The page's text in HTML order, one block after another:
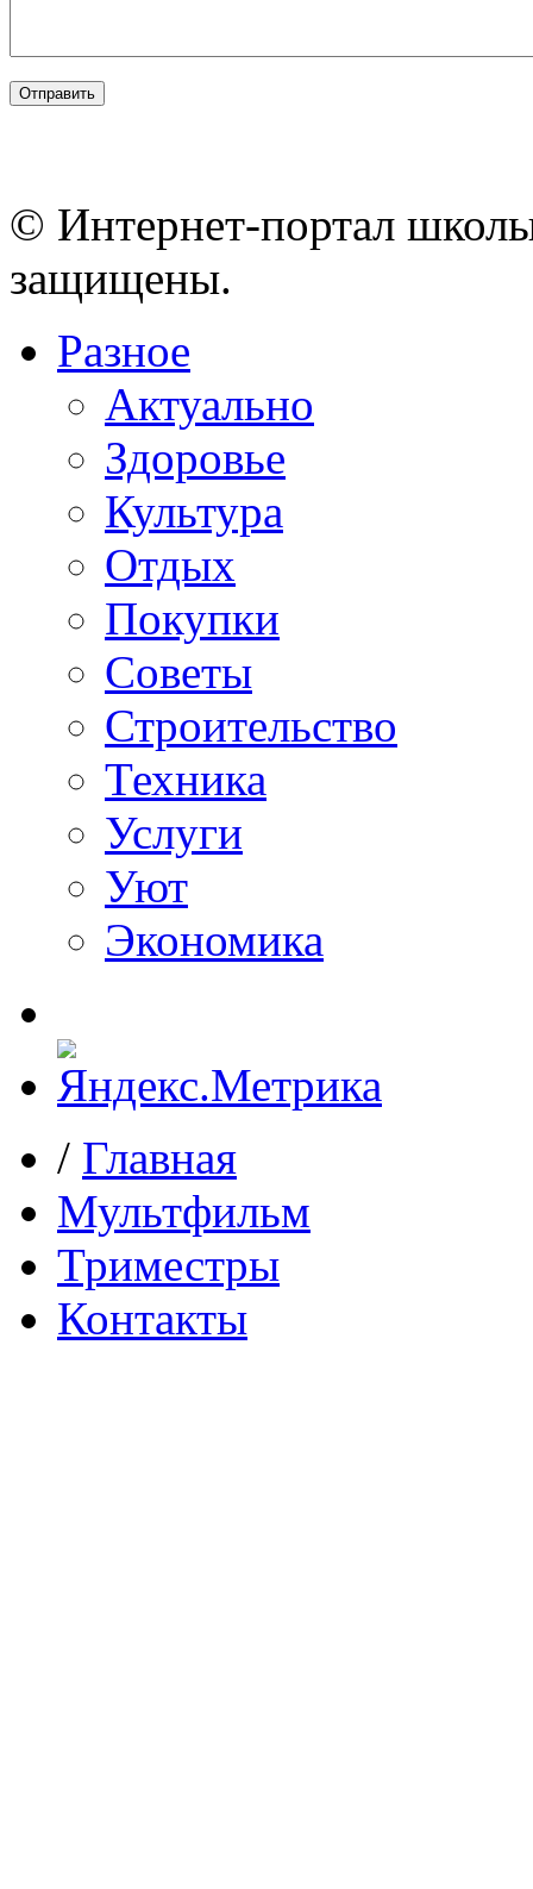
© Интернет-портал
защищены.
Разное
Актуально
Здоровье
Культура
Отдых
Покупки
Советы
Строительство
Техника
Услуги
Уют
Экономика
/ Главная
Мультфильм
Триместры
Контакты